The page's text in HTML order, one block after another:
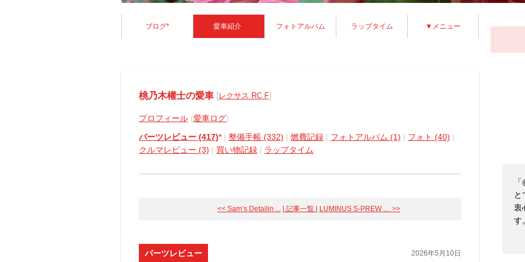
ブログ* 愛車紹介* フォトアルバム ラップタイム ▼メニュー
桃乃木權士の愛車 [レクサス RC F]
プロフィール (愛車ログ)
パーツレビュー (417)* | 整備手帳 (332) | 燃費記録 | フォトアルバム (1) | フォト (40) |
クルマレビュー (3) | 買い物記録 | ラップタイム
<< Sam’s Detailin ... | 記事一覧 | LUMINUS S-PREW ... >>
パーツレビュー 2026年5月10日
と
衷
す